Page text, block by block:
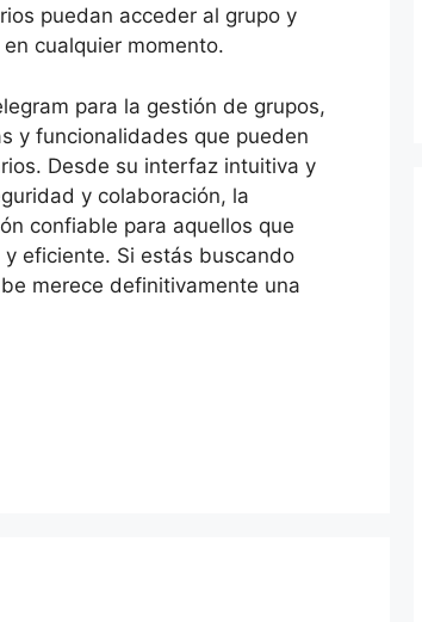
puedan acceder al grupo y
cualquier momento.
para la gestión de grupos,
y funcionalidades que pueden
Desde su interfaz intuitiva y
y colaboración, la
confiable para aquellos que
eficiente. Si estás buscando
merece definitivamente una